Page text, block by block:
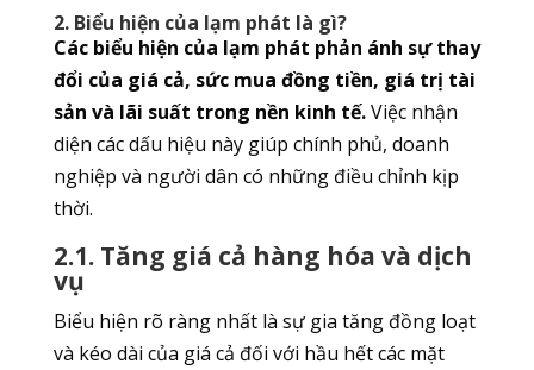
2. Biểu hiện của lạm phát là gì?
Các biểu hiện của lạm phát phản ánh sự thay
đổi của giá cả, sức mua đồng tiền, giá trị tài
sản và lãi suất trong nền kinh tế.Việc nhận
diện các dấu hiệu này giúp chính phủ, doanh
nghiệp và người dân có những điều chỉnh kịp
thời.
2.1. Tăng giá cả hàng hóa và dịch
vụ
Biểu hiện rõ ràng nhất là sự gia tăng đồng loạt
và kéo dài của giá cả đối với hầu hết các mặt